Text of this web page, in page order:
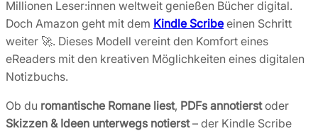
Millionen Leser:innen weltweit genießen Bücher digital.
Doch Amazon geht mit dem Kindle Scribe einen Schritt
weiter 🚀. Dieses Modell vereint den Komfort eines
eReaders mit den kreativen Möglichkeiten eines digitalen
Notizbuchs.
Ob du romantische Romane liest, PDFs annotierstoder
Skizzen & Ideen unterwegs notierst– der Kindle Scribe